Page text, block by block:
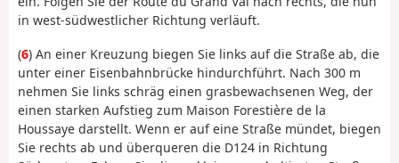
in west-südwestlicher Richtung verläuft.
(6) An einer Kreuzung biegen Sie links auf die Straße ab, die
unter einer Eisenbahnbrücke hindurchführt. Nach 300 m
nehmen Sie links schräg einen grasbewachsenen Weg, der
einen starken Aufstieg zum Maison Forestière de la
Houssaye darstellt. Wenn er auf eine Straße mündet, biegen
Sie rechts ab und überqueren die D124 in Richtung